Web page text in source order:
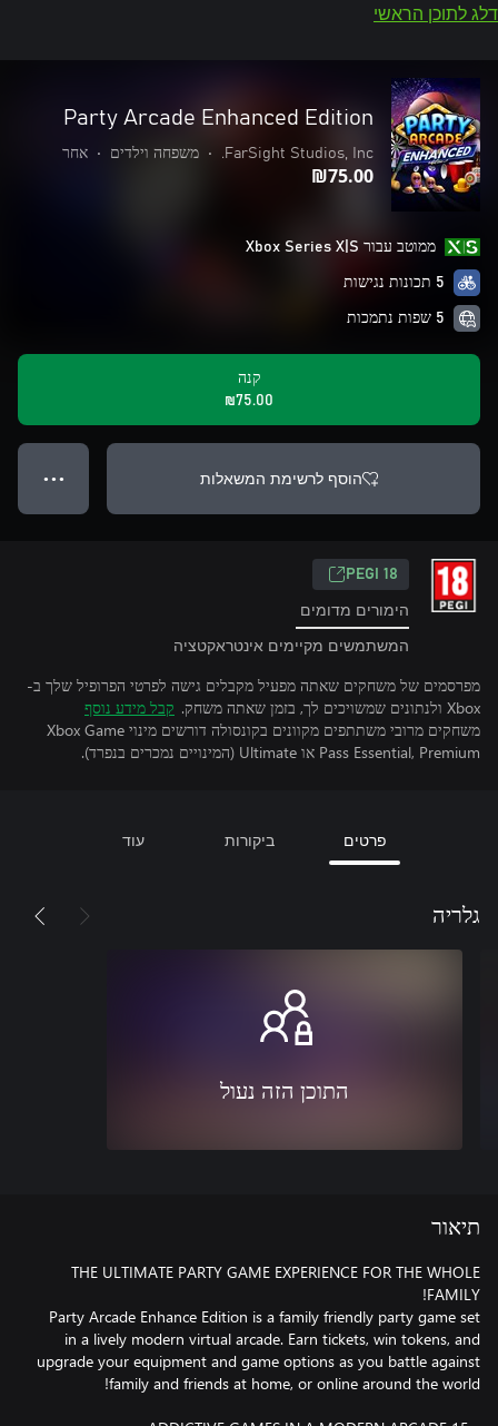
דלג לתוכן הראשי
Party Arcade Enhanced Edition
FarSight Studios, Inc.
• משפחה וילדים • אחר
‪₪‎75.00‬
ממוטב עבור Xbox Series X|S
5 תכונות נגישות
5 שפות נתמכות
קנה
‪₪‎75.00‬
הוסף לרשימת המשאלות ● ● ●
PEGI 18
הימורים מדומים
המשתמשים מקיימים אינטראקטציה
מפרסמים של משחקים שאתה מפעיל מקבלים גישה לפרטי הפרופיל שלך ב-
Xbox ולנתונים שמשויכים לך, בזמן שאתה משחק.
קבל מידע נוסף
משחקים מרובי משתתפים מקוונים בקונסולה דורשים מינוי Xbox Game
Pass Essential, Premium או Ultimate (המינויים נמכרים בנפרד).
פרטים ביקורות עוד
גלריה
התוכן הזה נעול
תיאור
THE ULTIMATE PARTY GAME EXPERIENCE FOR THE WHOLE
Party Arcade Enhance Edition is a family friendly party game set
in a lively modern virtual arcade. Earn tickets, win tokens, and
upgrade your equipment and game options as you battle against